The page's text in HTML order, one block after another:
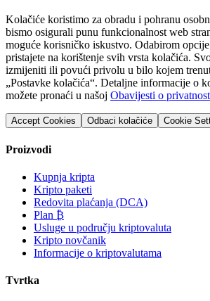
Kolačiće koristimo za obradu i pohranu
bismo osigurali punu funkcionalnost web
moguće korisničko iskustvo. Odabirom
pristajete na korištenje svih vrsta kolačića.
izmijeniti ili povući privolu u bilo kojem
„Postavke kolačića“. Detaljne informacije o
možete pronaći u našoj Obavijesti o
Accept Cookies Odbaci kolačiće Cookie
Proizvodi
Kupnja kripta
Kripto paketi
Redovita plaćanja (DCA)
Plan ₿
Usluge u području kriptovaluta
Kripto novčanik
Informacije o kriptovalutama
Tvrtka